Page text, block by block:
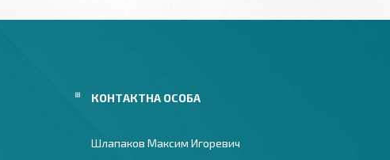
Шлапаков Максим Игоревич